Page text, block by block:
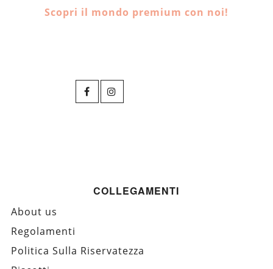
Scopri il mondo premium con noi!
COLLEGAMENTI
About us
Regolamenti
Politica Sulla Riservatezza